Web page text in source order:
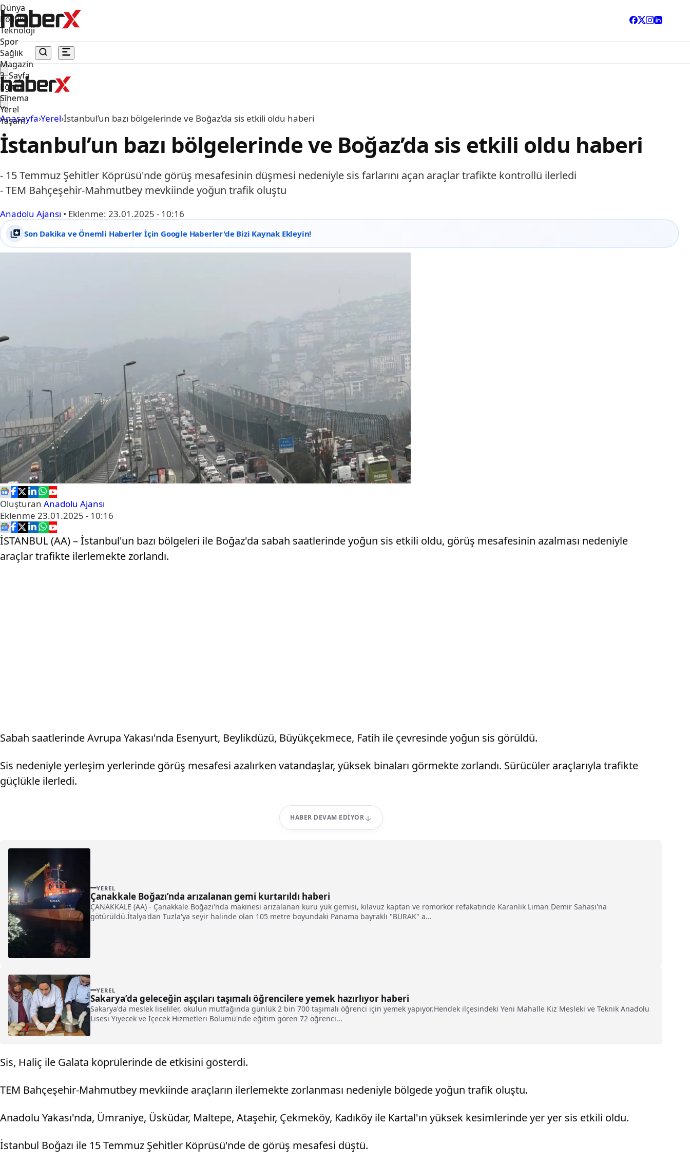
Dünya
Politika
Teknoloji
Spor
Sağlık
Magazin
3. Sayfa
Eğitim
Sinema
Yerel
Yaşam
Anasayfa›Yerel›İstanbul’un bazı bölgelerinde ve Boğaz’da sis etkili oldu haberi
İstanbul’un bazı bölgelerinde ve Boğaz’da sis etkili oldu haberi
- 15 Temmuz Şehitler Köprüsü'nde görüş mesafesinin düşmesi nedeniyle sis farlarını açan araçlar trafikte kontrollü ilerledi
- TEM Bahçeşehir-Mahmutbey mevkiinde yoğun trafik oluştu
Anadolu Ajansı • Eklenme: 23.01.2025 - 10:16
Son Dakika ve Önemli Haberler İçin Google Haberler'de Bizi Kaynak Ekleyin!
Oluşturan Anadolu Ajansı
Eklenme 23.01.2025 - 10:16
İSTANBUL (AA) – İstanbul'un bazı bölgeleri ile Boğaz'da sabah saatlerinde yoğun sis etkili oldu, görüş mesafesinin azalması nedeniyle
araçlar trafikte ilerlemekte zorlandı.
Sabah saatlerinde Avrupa Yakası'nda Esenyurt, Beylikdüzü, Büyükçekmece, Fatih ile çevresinde yoğun sis görüldü.
Sis nedeniyle yerleşim yerlerinde görüş mesafesi azalırken vatandaşlar, yüksek binaları görmekte zorlandı. Sürücüler araçlarıyla trafikte
güçlükle ilerledi.
HABER DEVAM EDIYOR
YEREL
Çanakkale Boğazı’nda arızalanan gemi kurtarıldı haberi
ÇANAKKALE (AA) - Çanakkale Boğazı'nda makinesi arızalanan kuru yük gemisi, kılavuz kaptan ve römorkör refakatinde Karanlık Liman Demir Sahası'na
götürüldü.İtalya'dan Tuzla'ya seyir halinde olan 105 metre boyundaki Panama bayraklı "BURAK" a...
YEREL
Sakarya’da geleceğin aşçıları taşımalı öğrencilere yemek hazırlıyor haberi
Sakarya'da meslek liseliler, okulun mutfağında günlük 2 bin 700 taşımalı öğrenci için yemek yapıyor.Hendek ilçesindeki Yeni Mahalle Kız Mesleki ve Teknik Anadolu
Lisesi Yiyecek ve İçecek Hizmetleri Bölümü'nde eğitim gören 72 öğrenci...
Sis, Haliç ile Galata köprülerinde de etkisini gösterdi.
TEM Bahçeşehir-Mahmutbey mevkiinde araçların ilerlemekte zorlanması nedeniyle bölgede yoğun trafik oluştu.
Anadolu Yakası'nda, Ümraniye, Üsküdar, Maltepe, Ataşehir, Çekmeköy, Kadıköy ile Kartal'ın yüksek kesimlerinde yer yer sis etkili oldu.
İstanbul Boğazı ile 15 Temmuz Şehitler Köprüsü'nde de görüş mesafesi düştü.